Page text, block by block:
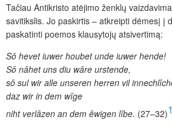
Tačiau Antikristo atėjimo ženklų
savitikslis. Jo paskirtis – atkreipti dėmesį į
paskatinti poemos klausytojų atsivertimą:
Sô hevet iuwer houbet unde iuwer hende!
Sô nâhet uns diu wâre urstende,
sô sul wir alle unseren herren vil
daz wir in dem wîge
niht verlâzen an dem êwigen lîbe. (27–32)